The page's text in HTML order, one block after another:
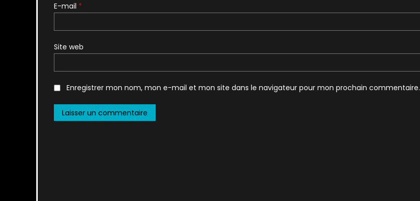
E-mail *
Site web
Enregistrer mon nom, mon e-mail et mon site dans le navigateur pour mon prochain commentaire.